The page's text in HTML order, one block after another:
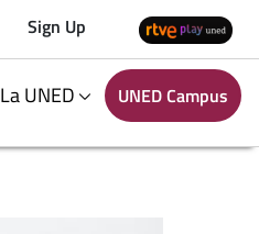
Sign Up
La UNED UNED Campus